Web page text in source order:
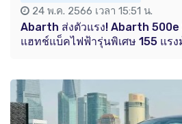
24 พ.ค. 2566 เวลา 15:51 น.
Abarth ส่งตัวแรง! Abarth
แฮทช์แบ็คไฟฟ้ารุ่นพิเศษ 155 แรง